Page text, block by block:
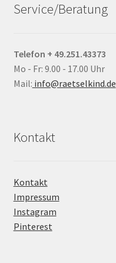
Service/Beratung
Telefon + 49.251.43373
Mo - Fr: 9.00 - 17.00 Uhr
Mail: info@raetselkind.de
Kontakt
Kontakt
Impressum
Instagram
Pinterest